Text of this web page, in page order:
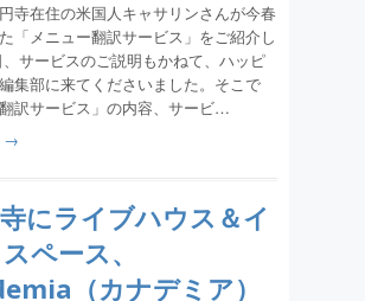
寺在住の米国人キャサリンさんが今春
「メニュー翻訳サービス」をご紹介し
サービスのご説明もかねて、ハッピ
集部に来てくださいました。そこで
翻訳サービス」の内容、サービ…
→
にライブハウス＆イ
ペース、
（カナデミア）